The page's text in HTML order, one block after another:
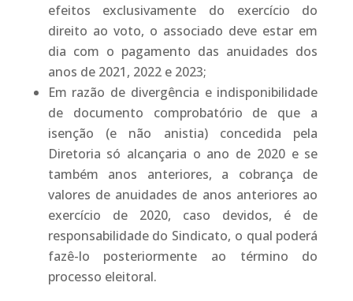
efeitos exclusivamente do exercício do
direito ao voto, o associado deve estar em
dia com o pagamento das anuidades dos
anos de 2021, 2022 e 2023;
Em razão de divergência e indisponibilidade
de documento comprobatório de que a
isenção (e não anistia) concedida pela
Diretoria só alcançaria o ano de 2020 e se
também anos anteriores, a cobrança de
valores de anuidades de anos anteriores ao
exercício de 2020, caso devidos, é de
responsabilidade do Sindicato, o qual poderá
fazê-lo posteriormente ao término do
processo eleitoral.